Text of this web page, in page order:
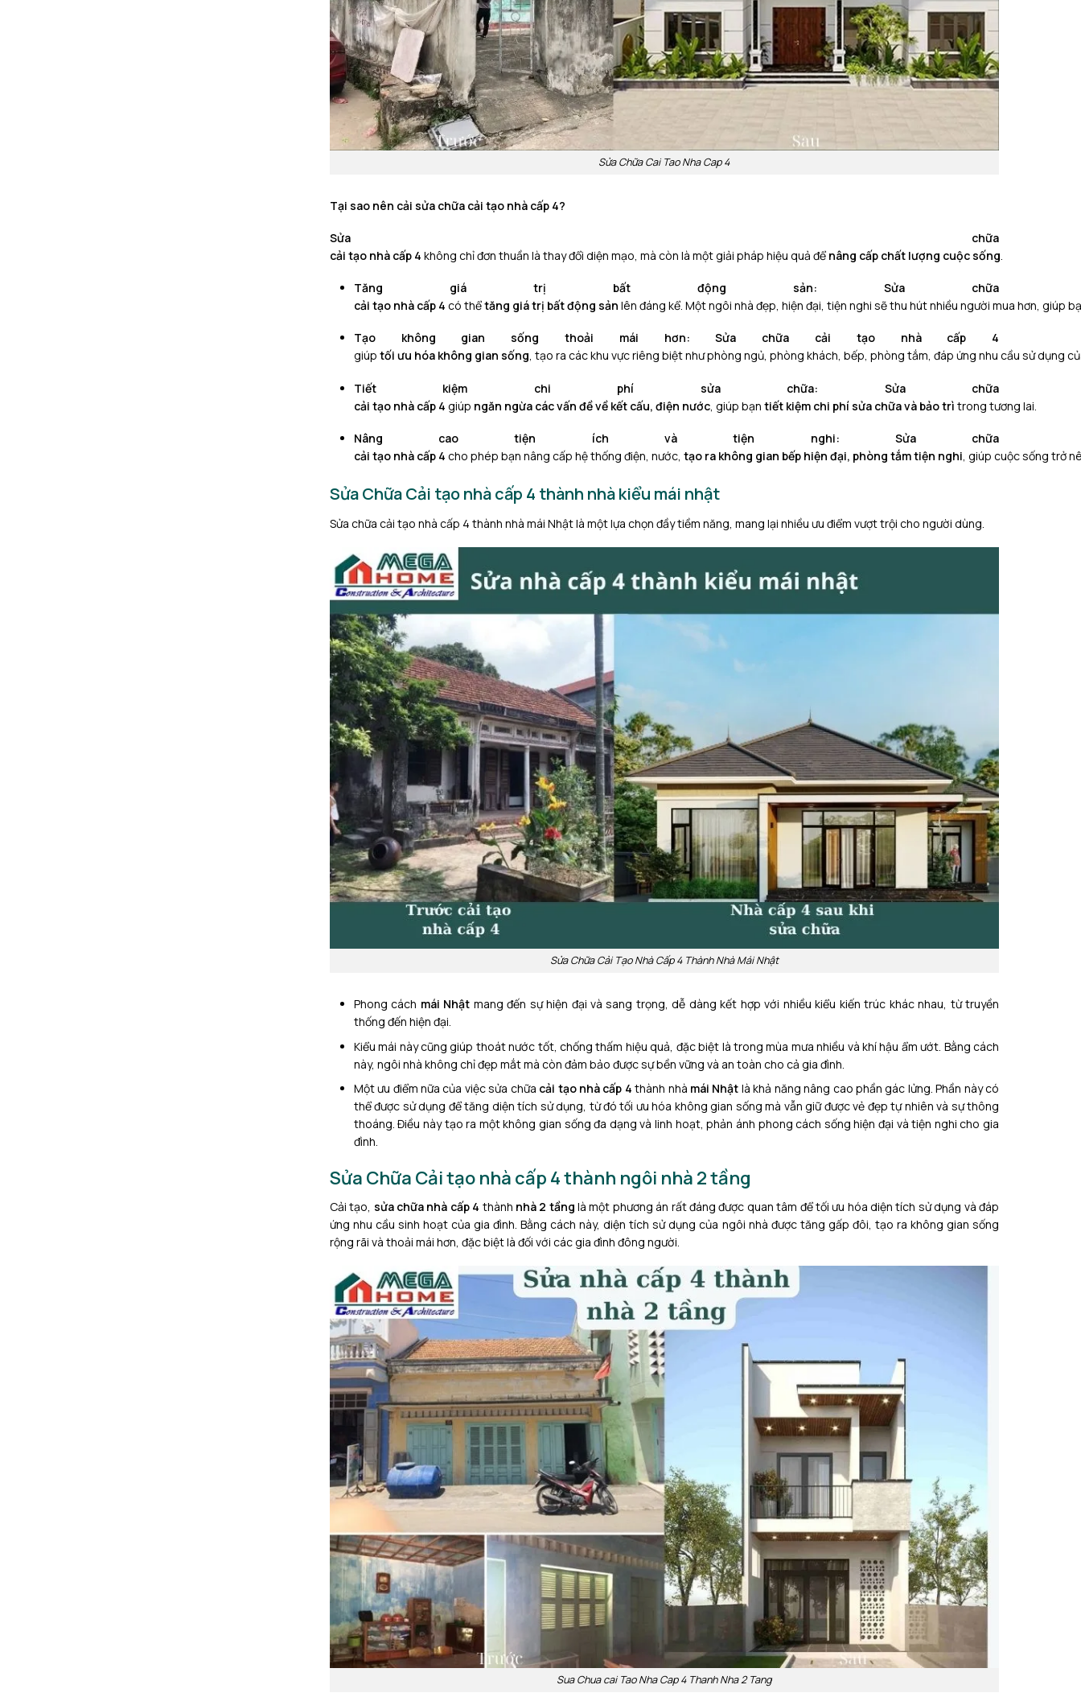
Sửa Chữa Cai Tao Nha Cap 4
Tại sao nên cải sửa chữa cải tạo nhà cấp 4?
Sửa chữa
cải tạo nhà cấp 4 không chỉđơn thuần là thayđổi diện mạo, mà còn là mộtgiải pháp hiệu quả để nâng cấp chất lượng cuộc sống.
Tăng giá trị bất động sản:
Sửa chữa
cải tạo nhà cấp 4 có thểtăng giátrị bấtđộng sản lên đáng kể. Mộtngôi nhà đẹp, hiện đại, tiện nghi sẽthu hútnhiều người mua hơn, giúp bạ
Tạo không gian sống thoải mái hơn:
Sửa chữa cải tạo nhà cấp 4
giúp tối ưu hóa không gian sống, tạo ra cáckhu vựcriêng biệtnhưphòng ngủ, phòng khách, bếp, phòng tắm, đáp ứng nhu cầu sửdụng củ
Tiết kiệm chi phí sửa chữa:
Sửa chữa
cải tạo nhà cấp 4 giúp ngăn ngừa cácvấn đềvề kết cấu, điện nước, giúp bạn tiết kiệm chi phí sửa chữavà bảotrì trong tương lai
Nâng cao tiện ích và tiện nghi:
Sửa chữa
cải tạo nhà cấp 4 cho phép bạn nâng cấp hệthống điện nước, tạo ra không gian bếp hiện đại, phòng tắmtiện nghi giúp cuộcsống trởn
Sửa Chữa Cải tạo nhà cấp 4 thành nhà kiểu mái nhật
Sửa chữa cải tạo nhà cấp 4 thành nhà mái Nhật là một lựa chọn đầy tiềm năng, mang lại nhiều ưu điểm vượt trội cho người dùng.
Sửa Chữa Cải Tạo Nhà Cấp 4 Thành Nhà Mái Nhật
Phong cách mái Nhật mang đến sự hiện đại và sang trọng, dễ dàng kết hợp với nhiều kiểu kiến trúc khác nhau, từ truyền
thống đến hiện đại.
Kiểu mái này cũng giúp thoát nước tốt, chống thấm hiệu quả, đặc biệt là trong mùa mưa nhiều và khí hậu ẩm ướt. Bằng cách
này, ngôi nhà không chỉ đẹp mắt mà còn đảm bảo được sự bền vững và an toàn cho cả gia đình.
Một ưu điểm nữa của việc sửa chữa cải tạo nhà cấp 4 thành nhà mái Nhật là khả năng nâng cao phần gác lửng. Phần này có
thể được sử dụng để tăng diện tích sử dụng, từ đó tối ưu hóa không gian sống mà vẫn giữ được vẻ đẹp tự nhiên và sự thông
thoáng. Điều này tạo ra một không gian sống đa dạng và linh hoạt, phản ánh phong cách sống hiện đại và tiện nghi cho gia
đình.
Sửa Chữa Cải tạo nhà cấp 4 thành ngôi nhà 2 tầng
Cải tạo, sửa chữa nhà cấp 4 thành nhà 2 tầng là một phương án rất đáng được quan tâm để tối ưu hóa diện tích sử dụng và đáp
ứng nhu cầu sinh hoạt của gia đình. Bằng cách này, diện tích sử dụng của ngôi nhà được tăng gấp đôi, tạo ra không gian sống
rộng rãi và thoải mái hơn, đặc biệt là đối với các gia đình đông người.
Sua Chua cai Tao Nha Cap 4 Thanh Nha 2 Tang